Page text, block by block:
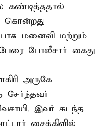
கண்டித்ததால்
கொன்றது
மனைவி மற்றும்
போலீசார் கைது
அருகே
சேர்ந்தவர்
இவர் கடந்த
சைக்கிளில்